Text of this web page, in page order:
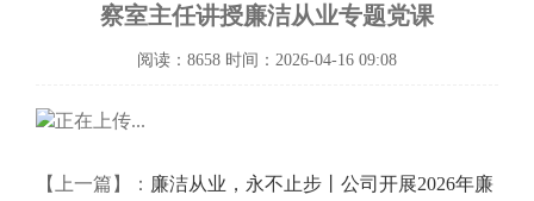
察室主任讲授廉洁从业专题党课
阅读：8658 时间：2026-04-16 09:08
【上一篇】： 廉洁从业，永不止步丨公司开展2026年廉